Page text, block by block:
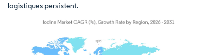
logistiques persistent.